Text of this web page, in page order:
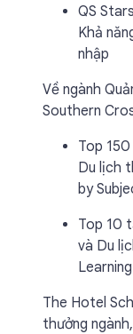
QS
Khả
nhập
Về ngành
Southern
Top
Du lịch
by
Top 10
và Du
The Hotel
thưởng